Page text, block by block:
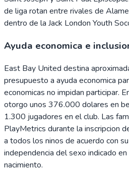
de liga rotan entre rivales de
dentro de la Jack London Youth
Ayuda economica e
East Bay United destina
presupuesto a ayuda economica
economicas no impidan participar.
otorgo unos 376.000 dolares en
1.300 jugadores en el club. Las
PlayMetrics durante la inscripcion
a todos los ninos de acuerdo con
independencia del sexo indicado
nacimiento.